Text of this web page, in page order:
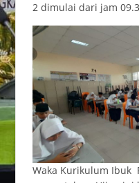
2 dimulai dari jam
Waka Kurikulum Ibuk